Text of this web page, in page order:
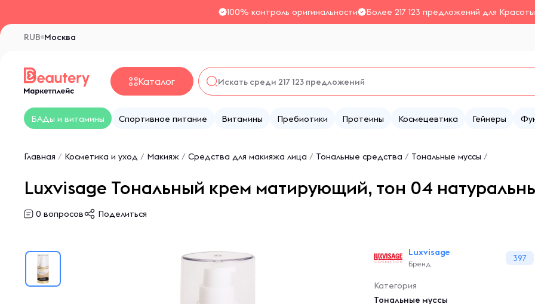
100% контроль оригинальности Более 217 123 предложений для
Москва
RUB
Каталог
БАДы и витамины Спортивное питание Витамины Пребиотики Протеины Космецевтика Гейнеры
Главная / Косметика и уход / Макияж / Средства для макияжа лица / Тональные средства / Тональные муссы /
Luxvisage Тональный крем матирующий, тон 04
0 вопросов Поделиться
Luxvisage
Бренд
397
Категория
Тональные муссы